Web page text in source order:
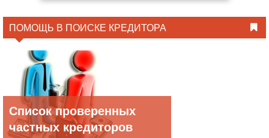
ПОМОЩЬ В ПОИСКЕ КРЕДИТОРА
Список проверенных
частных кредиторов